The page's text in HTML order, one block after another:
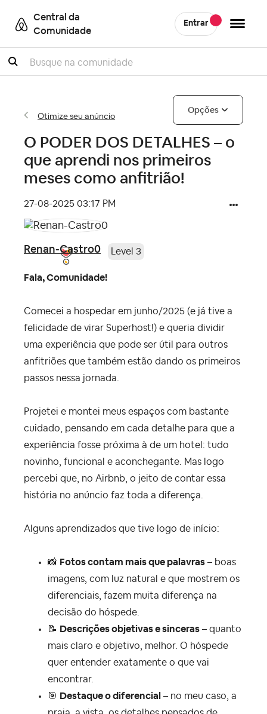
Central da
Comunidade
Entrar
Pesquisar
Otimize seu anúncio
Opções
O PODER DOS DETALHES – o
que aprendi nos primeiros
meses como anfitrião!
‎27-08-2025 03:17 PM
Renan-Castro0 Level 3
Fala, Comunidade!
Comecei a hospedar em junho/2025 (e já tive a
felicidade de virar Superhost!) e queria dividir
uma experiência que pode ser útil para outros
anfitriões que também estão dando os primeiros
passos nessa jornada.
Projetei e montei meus espaços com bastante
cuidado, pensando em cada detalhe para que a
experiência fosse próxima à de um hotel: tudo
novinho, funcional e aconchegante. Mas logo
percebi que, no Airbnb, o jeito de contar essa
história no anúncio faz toda a diferença.
Alguns aprendizados que tive logo de início:
📸 Fotos contam mais que palavras – boas
imagens, com luz natural e que mostrem os
diferenciais, fazem muita diferença na
decisão do hóspede.
📝 Descrições objetivas e sinceras – quanto
mais claro e objetivo, melhor. O hóspede
quer entender exatamente o que vai
encontrar.
🎯 Destaque o diferencial – no meu caso, a